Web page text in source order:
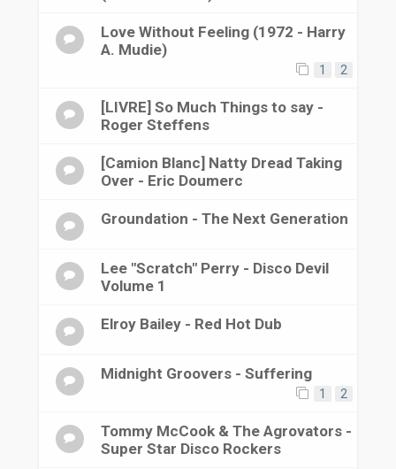
Love Without Feeling (1972 - Harry
A. Mudie)
1 2
[LIVRE] So Much Things to say -
Roger Steffens
[Camion Blanc] Natty Dread Taking
Over - Eric Doumerc
Groundation - The Next Generation
Lee "Scratch" Perry - Disco Devil
Volume 1
Elroy Bailey - Red Hot Dub
Midnight Groovers - Suffering
1 2
Tommy McCook & The Agrovators -
Super Star Disco Rockers